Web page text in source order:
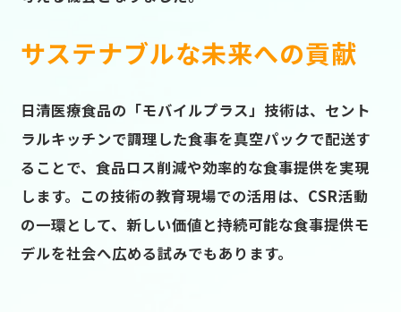
サステナブルな未来への貢献
日清医療食品の「モバイルプラス」技術は、セント
ラルキッチンで調理した食事を真空パックで配送す
ることで、食品ロス削減や効率的な食事提供を実現
します。この技術の教育現場での活用は、CSR活動
の一環として、新しい価値と持続可能な食事提供モ
デルを社会へ広める試みでもあります。